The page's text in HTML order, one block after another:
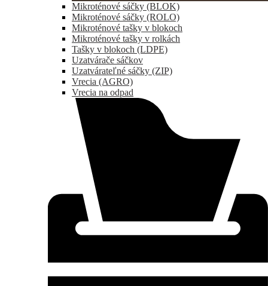
Mikroténové sáčky (BLOK)
Mikroténové sáčky (ROLO)
Mikroténové tašky v blokoch
Mikroténové tašky v rolkách
Tašky v blokoch (LDPE)
Uzatvárače sáčkov
Uzatvárateľné sáčky (ZIP)
Vrecia (AGRO)
Vrecia na odpad